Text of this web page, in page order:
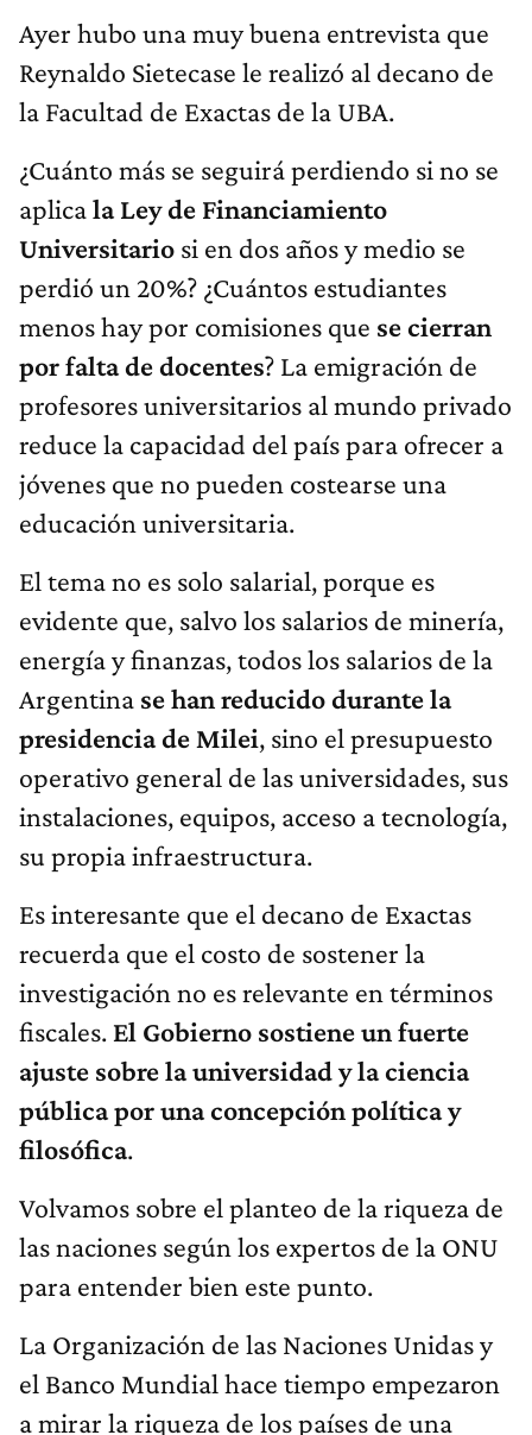
Ayer hubo una muy buena entrevista que
Reynaldo Sietecase le realizó al decano de
la Facultad de Exactas de la UBA.
¿Cuánto más se seguirá perdiendo si no se
aplicala Ley de Financiamiento
Universitario si en dos años y medio se
perdió un 20%? ¿Cuántos estudiantes
menos hay por comisiones que se cierran
por falta de docentes? La emigración de
profesores universitarios al mundo privado
reduce la capacidad del país para ofrecer a
jóvenes que no pueden costearse una
educación universitaria.
El tema no es solo salarial, porque es
evidente que, salvo los salarios de minería,
energía y finanzas, todos los salarios de la
Argentina se han reducido durante la
presidencia de Milei, sino el presupuesto
operativo general de las universidades, sus
instalaciones, equipos, acceso a tecnología,
su propia infraestructura.
Es interesante que el decano de Exactas
recuerda que el costo de sostener la
investigación no es relevante en términos
fiscales. El Gobierno sostiene un fuerte
ajuste sobre​ la universidad y la ciencia
pública por una concepción política y
filosófica.
Volvamos sobre el planteo de la riqueza de
las naciones según los expertos de la ONU
para entender bien este punto.
La Organización de las Naciones Unidas y
el Banco Mundial hace tiempo empezaron
a mirar la riqueza de los países de una